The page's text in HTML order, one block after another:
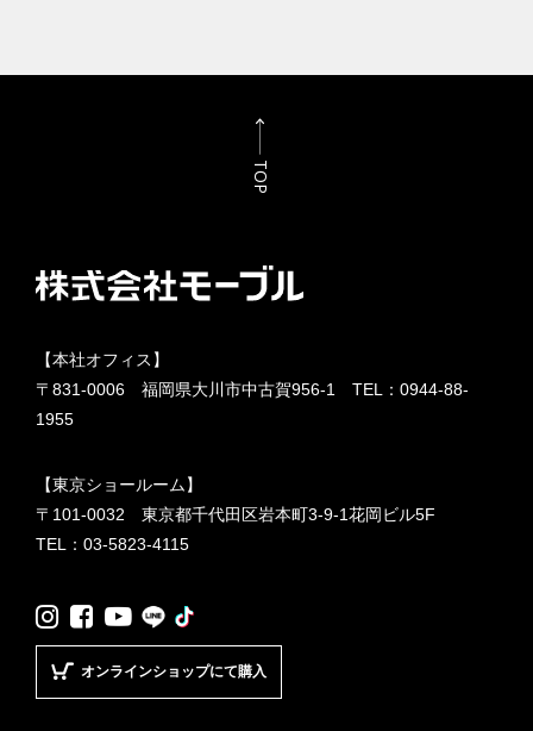
【本社オフィス】
〒831-0006 福岡県大川市中古賀956-1 TEL： 0944-88-
1955
【東京ショールーム】
〒101-0032 東京都千代田区岩本町3-9-1花岡ビル5F
TEL： 03-5823-4115
Instagram
Facebook
YouTube
LINE
オンラインショップにて購入
TOP